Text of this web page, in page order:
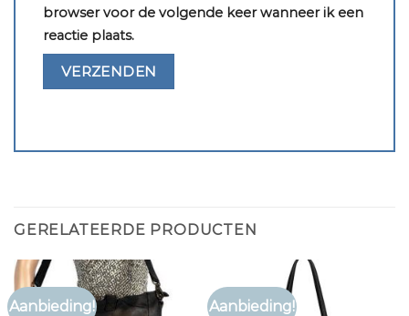
browser voor de volgende keer wanneer ik een
reactie plaats.
GERELATEERDE PRODUCTEN
Aanbieding! Aanbieding!